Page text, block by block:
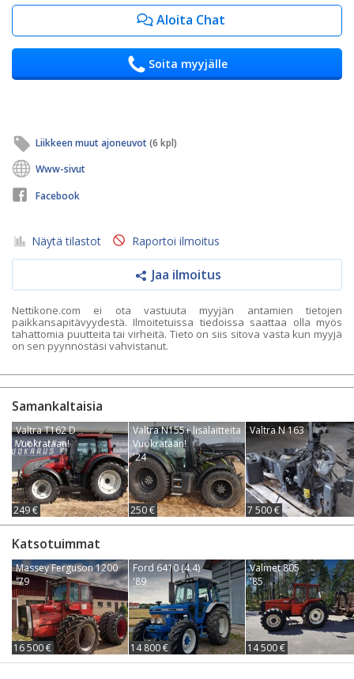
Aloita Chat
Soita myyjälle
Liikkeen muut ajoneuvot(6 kpl)
Www-sivut
Facebook
Näytä tilastot Raportoi ilmoitus
Jaa ilmoitus
Nettikone.com ei ota vastuuta myyjän antamien tietojen
paikkansapitävyydestä. Ilmoitetuissa tiedoissa saattaa olla myös
tahattomia puutteita tai virheitä. Tieto on siis sitova vasta kun myyjä
on sen pyynnöstäsi vahvistanut.
Samankaltaisia
Valtra T162 D
Vuokrataan!
249 €
Valtra N155+ lisälaitteita
Vuokrataan!
'24
250 €
Valtra N 163
7 500 €
Katsotuimmat
Massey Ferguson 1200
'79
16 500 €
Ford 6410 (4.4)
'89
14 800 €
Valmet 805
'85
14 500 €